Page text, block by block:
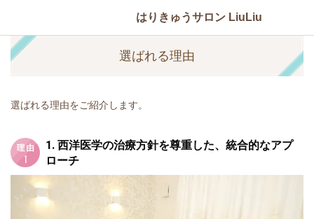
はりきゅうサロン LiuLiu
選ばれる理由
選ばれる理由をご紹介します。
1. 西洋医学の治療方針を尊重した、統合的なアプ
ローチ